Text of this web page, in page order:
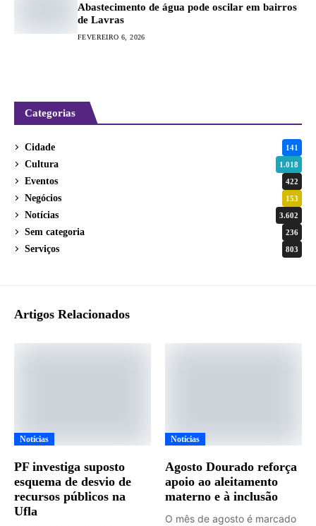
Abastecimento de água pode oscilar em bairros
de Lavras
FEVEREIRO 6, 2026
Categorias
Cidade 141
Cultura 1.018
Eventos 422
Negócios 153
Notícias 3.602
Sem categoria 236
Serviços 803
Artigos Relacionados
Notícias
PF investiga suposto
esquema de desvio de
recursos públicos na
Ufla
Notícias
Agosto Dourado reforça
apoio ao aleitamento
materno e à inclusão
O mês de agosto é marcado